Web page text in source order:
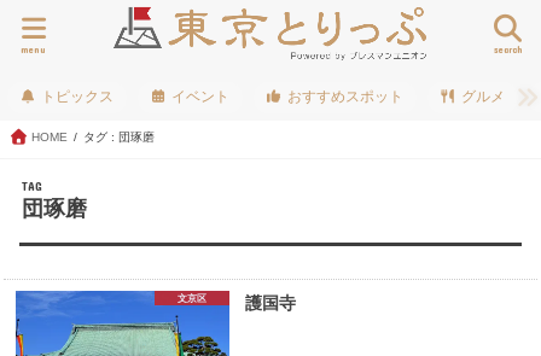
search
menu
トピックス イベント おすすめスポット グルメ
HOME タグ : 団琢磨
TAG
団琢磨
文京区 護国寺